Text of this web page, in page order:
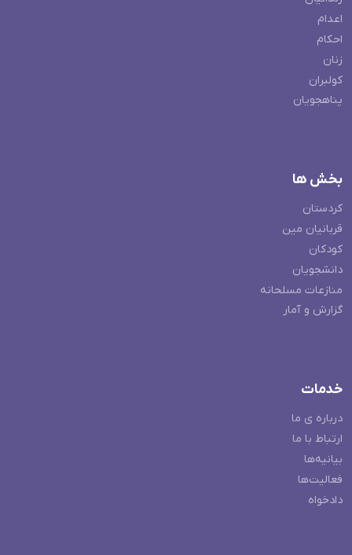
اعدام
احکام
زنان
کولبران
پناهجویان
بخش ها
کردستان
قربانیان مین
کودکان
دانشجویان
منازعات مسلحانه
گزارش و آمار
خدمات
درباره ی ما
ارتباط با ما
بیانیه‌ها
فعالیت‌ها
دادخواه